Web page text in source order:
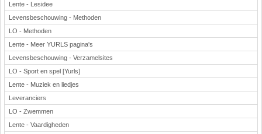
Lente - Lesidee
Levensbeschouwing - Methoden
LO - Methoden
Lente - Meer YURLS pagina's
Levensbeschouwing - Verzamelsites
LO - Sport en spel [Yurls]
Lente - Muziek en liedjes
Leveranciers
LO - Zwemmen
Lente - Vaardigheden